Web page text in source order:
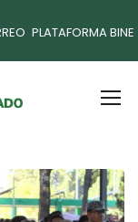
PLATAFORMA BINE